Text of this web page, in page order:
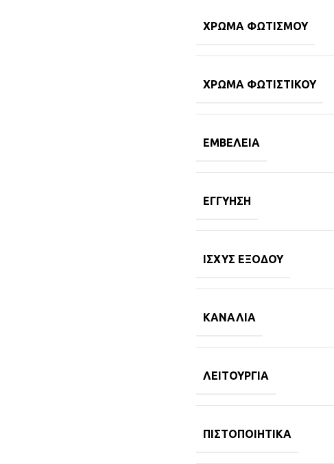
ΧΡΏΜΑ ΦΩΤΙΣΜΟΎ
ΧΡΏΜΑ ΦΩΤΙΣΤΙΚΟΎ
ΕΜΒΈΛΕΙΑ
ΕΓΓΎΗΣΗ
ΙΣΧΎΣ ΕΞΌΔΟΥ
ΚΑΝΆΛΙΑ
ΛΕΙΤΟΥΡΓΊΑ
ΠΙΣΤΟΠΟΙΗΤΙΚΆ